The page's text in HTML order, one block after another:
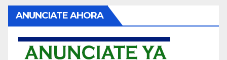
ANUNCIATE AHORA